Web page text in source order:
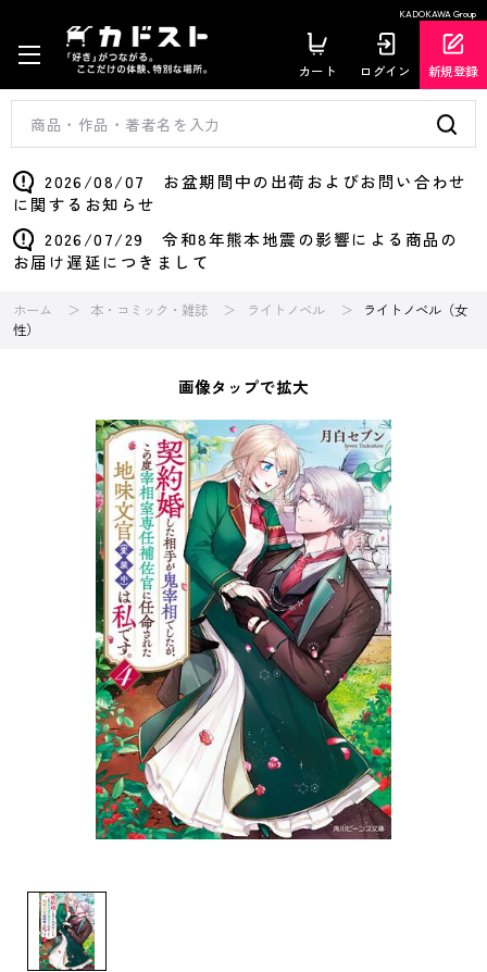
KADOKAWA Group
カート ログイン 新規登録
2026/08/07 お盆期間中の出荷およびお問い合わせ
に関するお知らせ
2026/07/29 令和8年熊本地震の影響による商品の
お届け遅延につきまして
ホーム 本・コミック・雑誌 ライトノベル
ライトノベル（女
性）
画像タップで拡大